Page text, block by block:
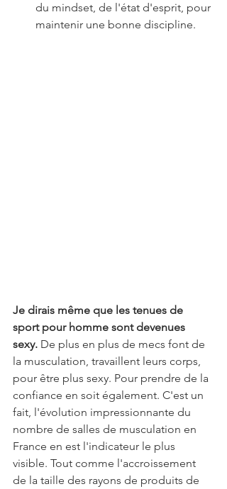
du mindset, de l'état d'esprit, pour
maintenir une bonne discipline.
Je dirais même que les tenues de
sport pour homme sont devenues
sexy. De plus en plus de mecs font de
la musculation, travaillent leurs corps,
pour être plus sexy. Pour prendre de la
confiance en soit également. C'est un
fait, l'évolution impressionnante du
nombre de salles de musculation en
France en est l'indicateur le plus
visible. Tout comme l'accroissement
de la taille des rayons de produits de